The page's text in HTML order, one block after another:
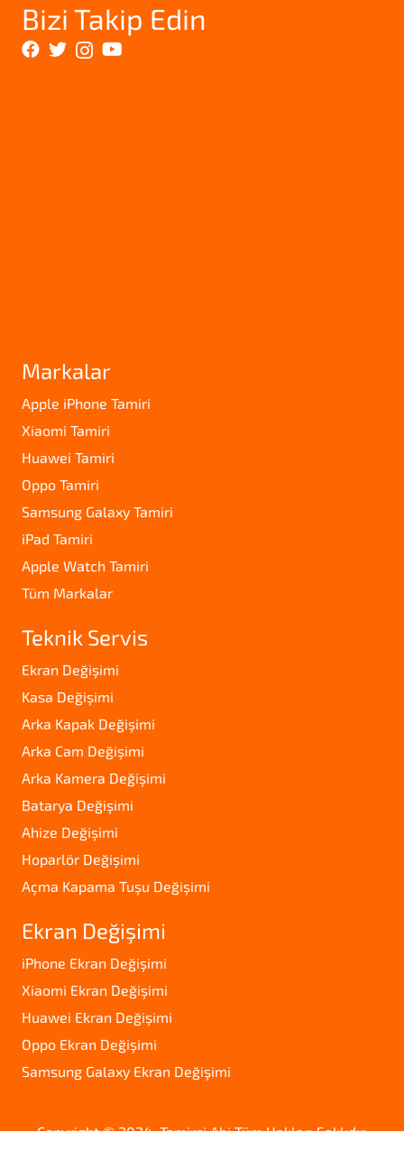
Bizi Takip Edin
Markalar
Apple iPhone Tamiri
Xiaomi Tamiri
Huawei Tamiri
Oppo Tamiri
Samsung Galaxy Tamiri
iPad Tamiri
Apple Watch Tamiri
Tüm Markalar
Teknik Servis
Ekran Değişimi
Kasa Değişimi
Arka Kapak Değişimi
Arka Cam Değişimi
Arka Kamera Değişimi
Batarya Değişimi
Ahize Değişimi
Hoparlör Değişimi
Açma Kapama Tuşu Değişimi
Ekran Değişimi
iPhone Ekran Değişimi
Xiaomi Ekran Değişimi
Huawei Ekran Değişimi
Oppo Ekran Değişimi
Samsung Galaxy Ekran Değişimi
Copyright © 2024. Tamirci Abi Tüm Hakları Saklıdır.